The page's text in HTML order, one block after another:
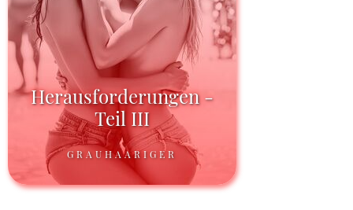
Herausforderungen -
Teil III
GRAUHAARIGER